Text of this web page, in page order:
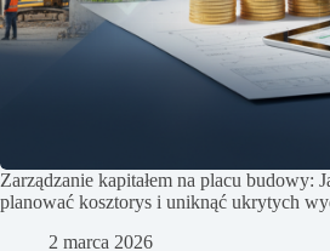
Zarządzanie kapitałem na placu budowy:
planować kosztorys i uniknąć ukrytych
2 marca 2026